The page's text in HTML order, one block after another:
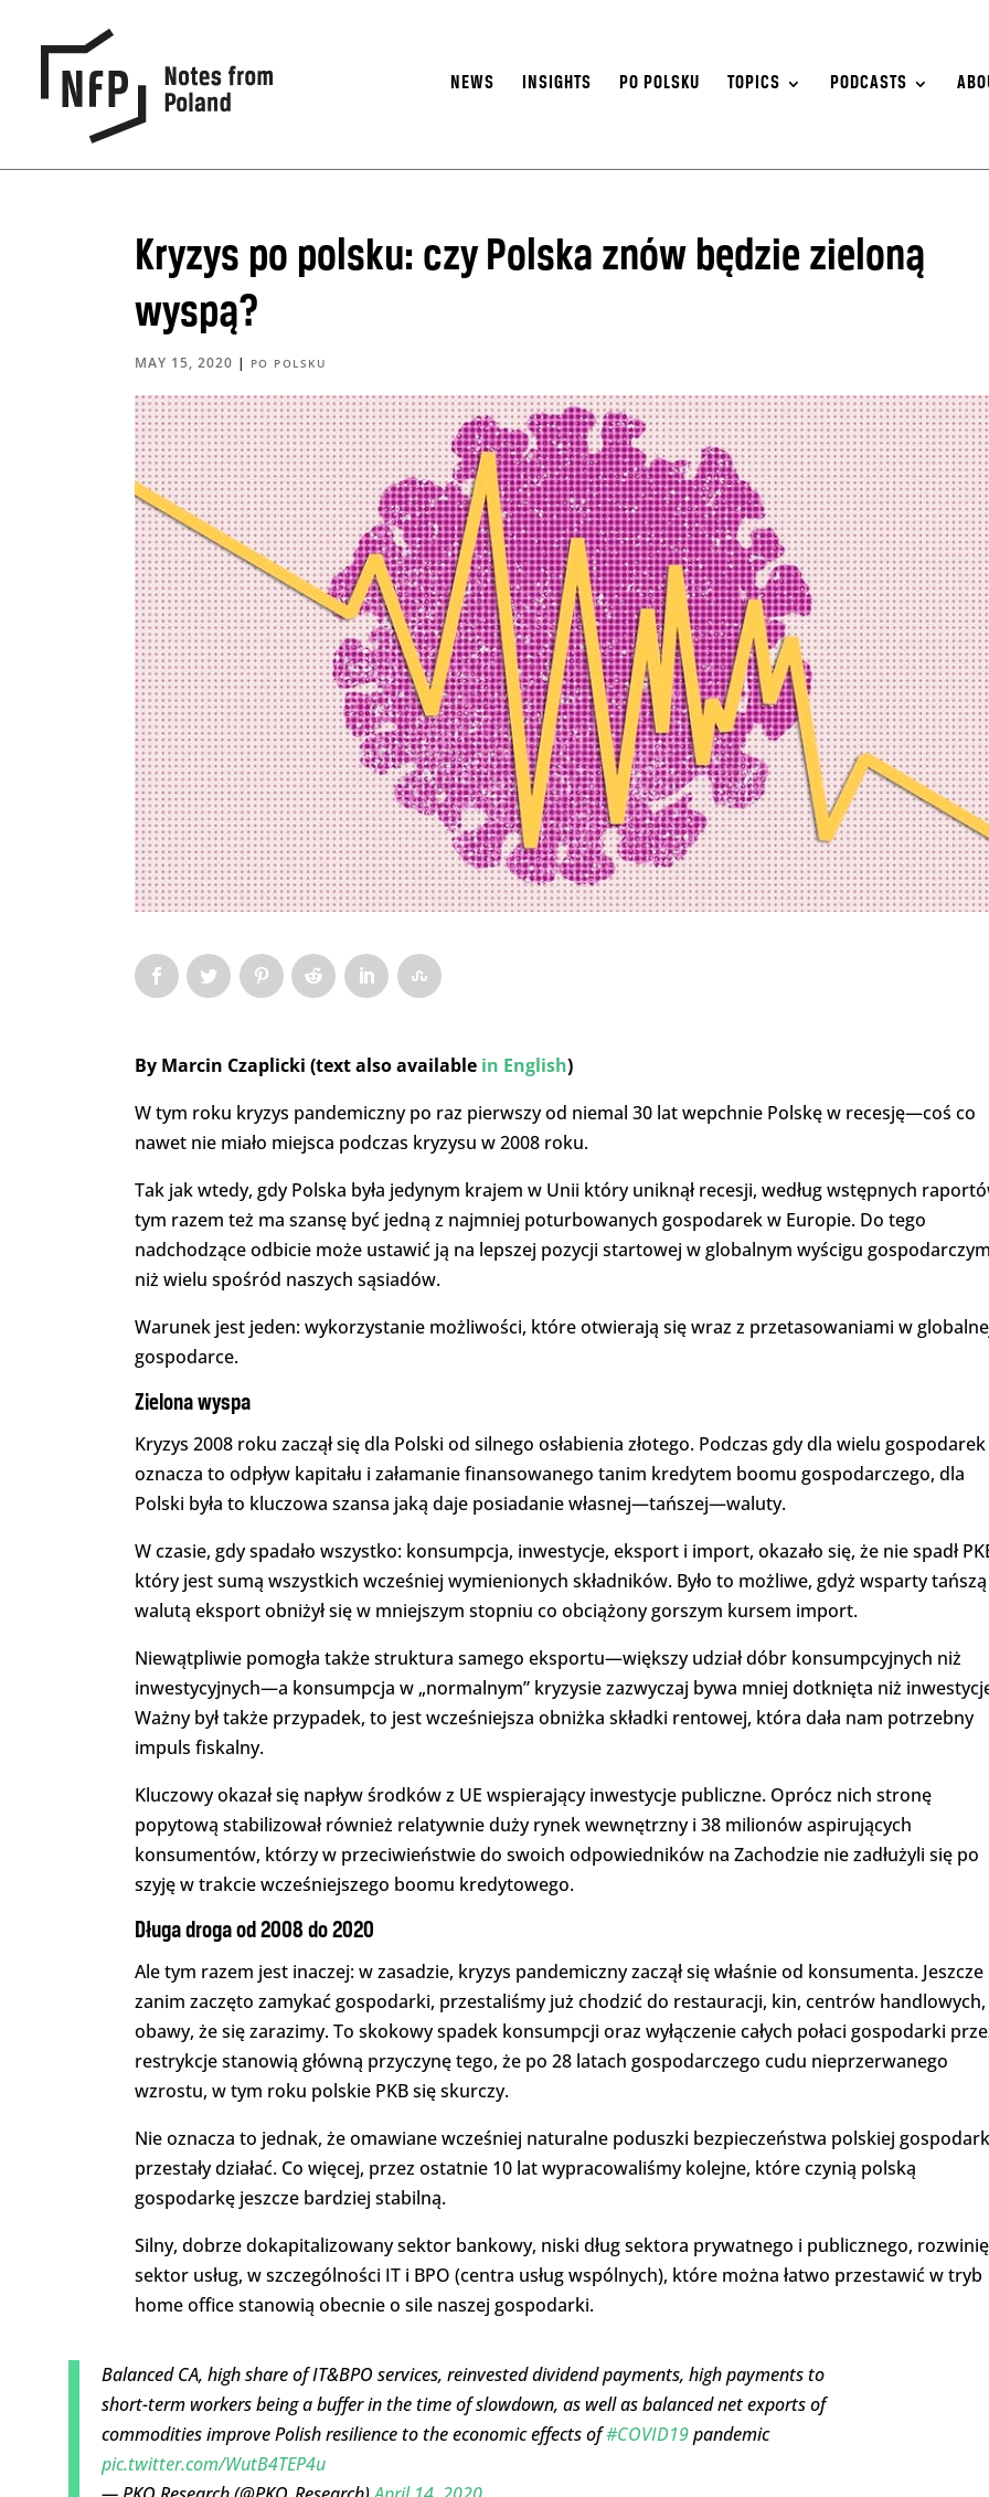
NEWS INSIGHTS PO POLSKU TOPICS PODCASTS
Kryzys po polsku: czy Polska znów będzie zieloną
wyspą?
MAY 15, 2020 | PO POLSKU
By Marcin Czaplicki (text also available in English)
W tym roku kryzys pandemiczny po raz pierwszy od niemal 30 lat wepchnie Polskę w recesję—coś co
nawet nie miało miejsca podczas kryzysu w 2008 roku.
Tak jak wtedy, gdy Polska była jedynym krajem w Unii który uniknął recesji, według wstępnych
tym razem też ma szansę być jedną z najmniej poturbowanych gospodarek w Europie. Do tego
nadchodzące odbicie może ustawić ją na lepszej pozycji startowej w globalnym wyścigu
niż wielu spośród naszych sąsiadów.
Warunek jest jeden: wykorzystanie możliwości, które otwierają się wraz z przetasowaniami w
gospodarce.
Zielona wyspa
Kryzys 2008 roku zaczął się dla Polski od silnego osłabienia złotego. Podczas gdy dla wielu gospodarek
oznacza to odpływ kapitału i załamanie finansowanego tanim kredytem boomu gospodarczego, dla
Polski była to kluczowa szansa jaką daje posiadanie własnej—tańszej—waluty.
W czasie, gdy spadało wszystko: konsumpcja, inwestycje, eksport i import, okazało się, że nie spadł
który jest sumą wszystkich wcześniej wymienionych składników. Było to możliwe, gdyż wsparty tańszą
walutą eksport obniżył się w mniejszym stopniu co obciążony gorszym kursem import.
Niewątpliwie pomogła także struktura samego eksportu—większy udział dóbr konsumpcyjnych niż
inwestycyjnych—a konsumpcja w „normalnym” kryzysie zazwyczaj bywa mniej dotknięta niż
Ważny był także przypadek, to jest wcześniejsza obniżka składki rentowej, która dała nam potrzebny
impuls fiskalny.
Kluczowy okazał się napływ środków z UE wspierający inwestycje publiczne. Oprócz nich stronę
popytową stabilizował również relatywnie duży rynek wewnętrzny i 38 milionów aspirujących
konsumentów, którzy w przeciwieństwie do swoich odpowiedników na Zachodzie nie zadłużyli się po
szyję w trakcie wcześniejszego boomu kredytowego.
Długa droga od 2008 do 2020
Ale tym razem jest inaczej: w zasadzie, kryzys pandemiczny zaczął się właśnie od konsumenta. Jeszcze
zanim zaczęto zamykać gospodarki, przestaliśmy już chodzić do restauracji, kin, centrów handlowych,
obawy, że się zarazimy. To skokowy spadek konsumpcji oraz wyłączenie całych połaci gospodarki
restrykcje stanowią główną przyczynę tego, że po 28 latach gospodarczego cudu nieprzerwanego
wzrostu, w tym roku polskie PKB się skurczy.
Nie oznacza to jednak, że omawiane wcześniej naturalne poduszki bezpieczeństwa polskiej
przestały działać. Co więcej, przez ostatnie 10 lat wypracowaliśmy kolejne, które czynią polską
gospodarkę jeszcze bardziej stabilną.
Silny, dobrze dokapitalizowany sektor bankowy, niski dług sektora prywatnego i publicznego,
sektor usług, w szczególności IT i BPO (centra usług wspólnych), które można łatwo przestawić w tryb
home office stanowią obecnie o sile naszej gospodarki.
Balanced CA, high share of IT&BPO services, reinvested dividend payments, high payments to
short-term workers being a buffer in the time of slowdown, as well as balanced net exports of
commodities improve Polish resilience to the economic effects of#COVID19pandemic
pic.twitter.com/WutB4TEP4u